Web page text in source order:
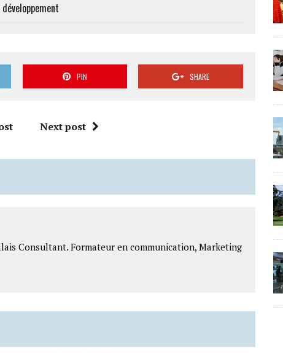
PIN SHARE
Next post
Consultant. Formateur en communication, Marketing